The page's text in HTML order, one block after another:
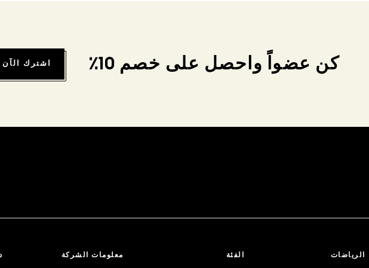
كن عضواً واحصل على خصم 10٪ اشترك الآن
الرياضات الفئة معلومات الشركة